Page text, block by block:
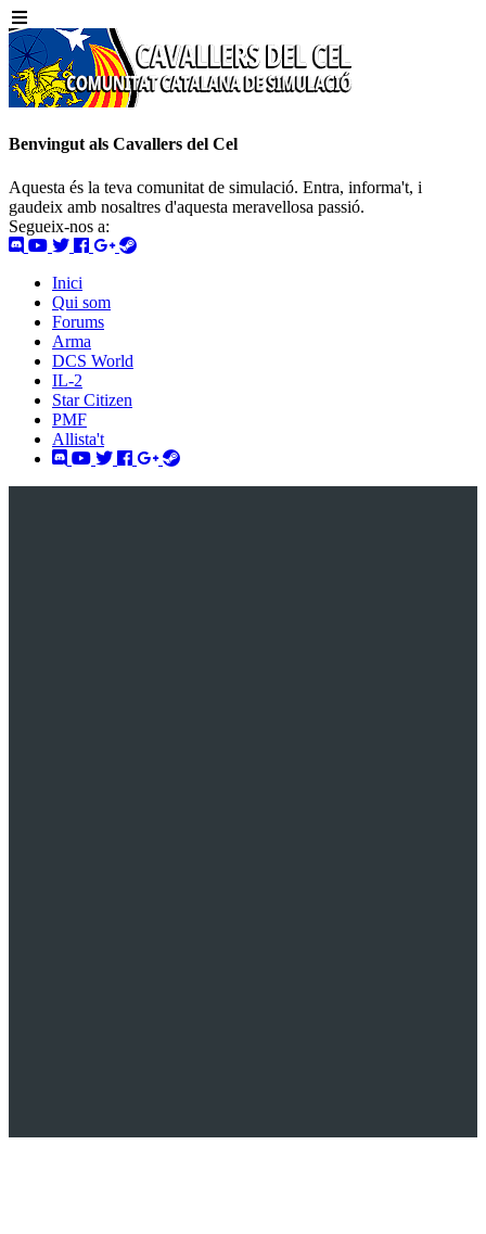
Benvingut als Cavallers del Cel
Aquesta és la teva comunitat de simulació. Entra, informa't, i
gaudeix amb nosaltres d'aquesta meravellosa passió.
Segueix-nos a:
Inici
Qui som
Forums
Arma
DCS World
IL-2
Star Citizen
PMF
Allista't